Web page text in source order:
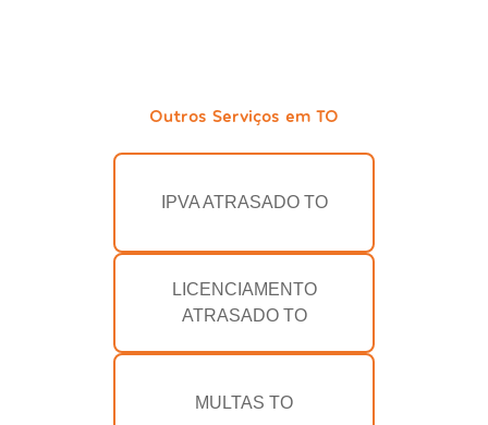
Outros Serviços em TO
IPVA ATRASADO TO
LICENCIAMENTO
ATRASADO TO
MULTAS TO